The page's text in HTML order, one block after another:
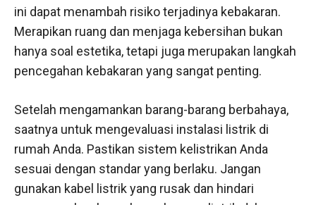
ini dapat menambah risiko terjadinya kebakaran.
Merapikan ruang dan menjaga kebersihan bukan
hanya soal estetika, tetapi juga merupakan langkah
pencegahan kebakaran yang sangat penting.
Setelah mengamankan barang-barang berbahaya,
saatnya untuk mengevaluasi instalasi listrik di
rumah Anda. Pastikan sistem kelistrikan Anda
sesuai dengan standar yang berlaku. Jangan
gunakan kabel listrik yang rusak dan hindari